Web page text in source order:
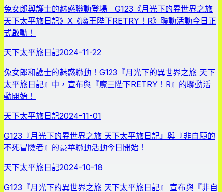
兔女郎與護士的魅惑聯動登場！G123《月光下的異世界之旅
天下太平旅日記》X《魔王陛下RETRY！R》聯動活動今日正
式啟動！
天下太平旅日記2024-11-22
兔女郎和護士的魅惑聯動！G123『月光下的異世界之旅 天下
太平旅日記』中，宣布與『魔王陛下RETRY！R』的聯動活
動開始！
天下太平旅日記2024-11-01
G123『月光下的異世界之旅 天下太平旅日記』與『非自願的
不死冒險者』的豪華聯動活動今日開始！
天下太平旅日記2024-10-18
G123『月光下的異世界之旅 天下太平旅日記』 宣布與『非自